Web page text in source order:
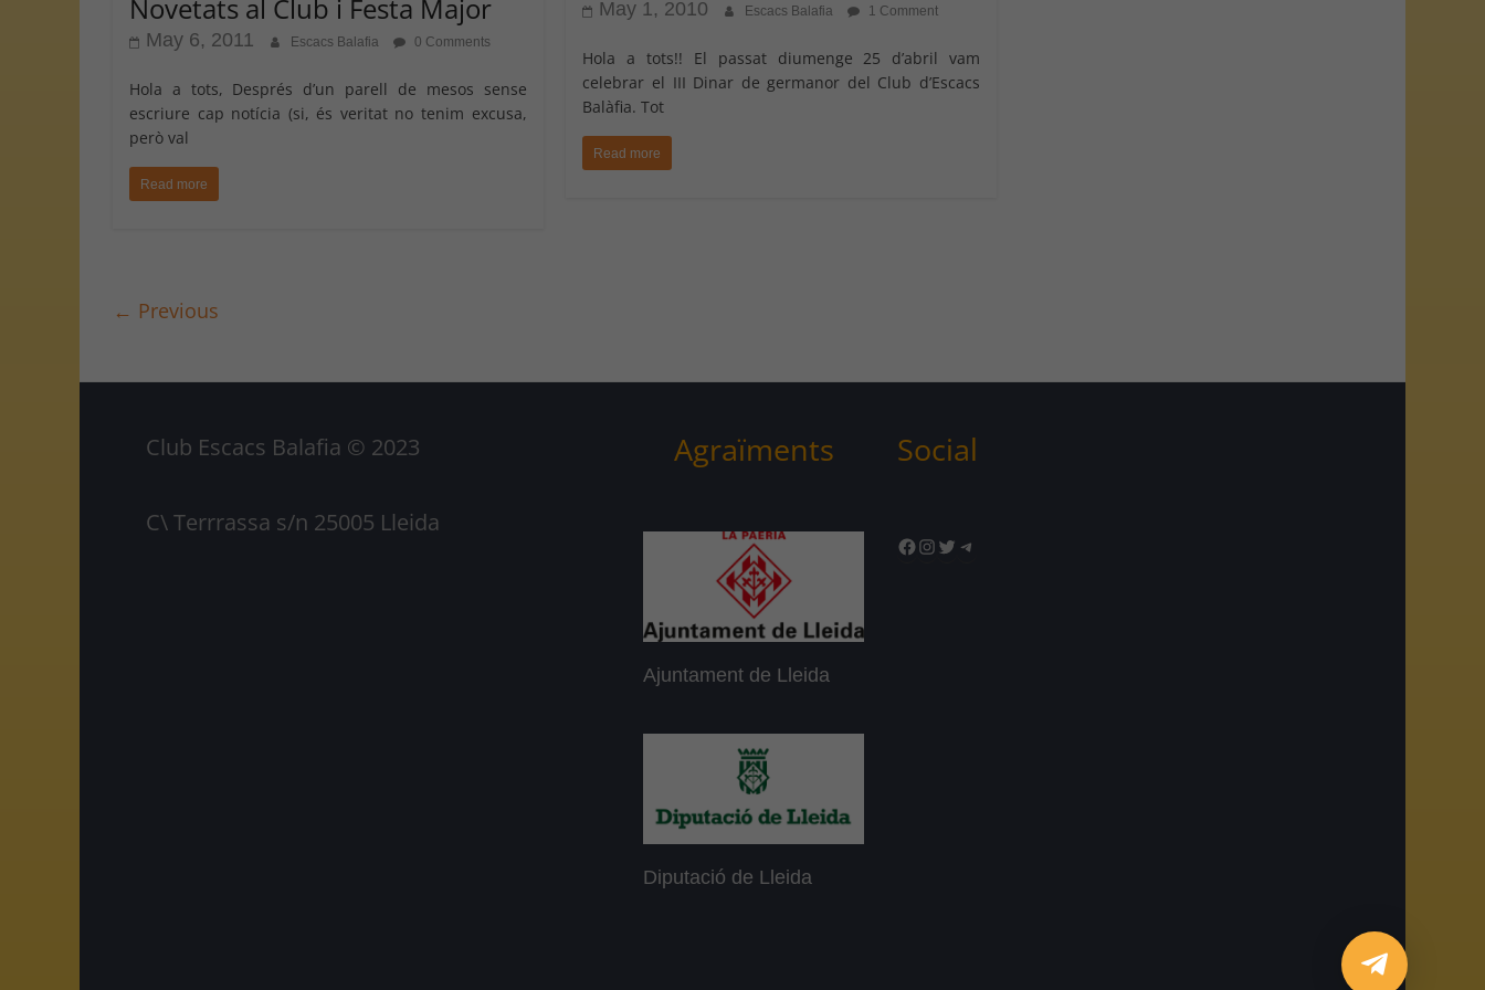
Novetats al Club i Festa Major
May 6, 2011 Escacs Balafia 0 Comments
Hola a tots, Després d’un parell de mesos sense
escriure cap notícia (si, és veritat no tenim excusa,
però val
Read more
May 1, 2010 Escacs Balafia 1 Comment
Hola a tots!! El passat diumenge 25 d’abril vam
celebrar el III Dinar de germanor del Club d’Escacs
Balàfia. Tot
Read more
← Previous
Club Escacs Balafia © 2023
C\ Terrrassa s/n 25005 Lleida
Agraïments
Ajuntament de Lleida
Diputació de Lleida
Social
Facebook
Instagram
TwitterTelegram